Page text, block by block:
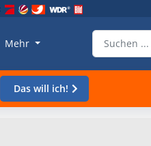
Mehr
Das will ich!